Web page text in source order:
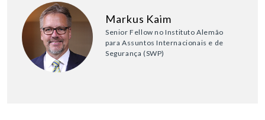
Markus Kaim
Senior Fellow no Instituto Alemão
para Assuntos Internacionais e de
Segurança (SWP)